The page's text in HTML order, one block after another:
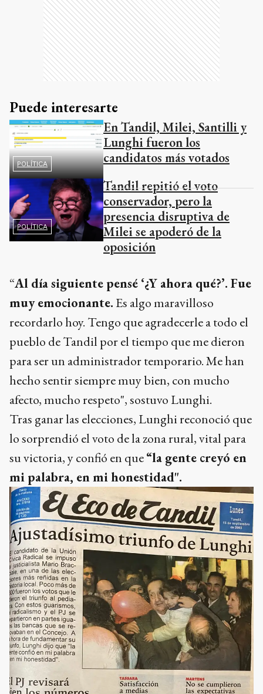
Puede interesarte
POLÍTICA
En Tandil, Milei, Santilli y
Lunghi fueron los
candidatos más votados
POLÍTICA
Tandil repitió el voto
conservador, pero la
presencia disruptiva de
Milei se apoderó de la
oposición
“Al día siguiente pensé ‘¿Y ahora qué?’. Fue
muy emocionante.Es algo maravilloso
recordarlo hoy. Tengo que agradecerle a todo el
pueblo de Tandil por el tiempo que me dieron
para ser un administrador temporario. Me han
hecho sentir siempre muy bien, con mucho
afecto, mucho respeto", sostuvo Lunghi.
Tras ganar las elecciones, Lunghi reconoció que
lo sorprendió el voto de la zona rural, vital para
su victoria, y confió en que“la gente creyó en
mi palabra, en mi honestidad".